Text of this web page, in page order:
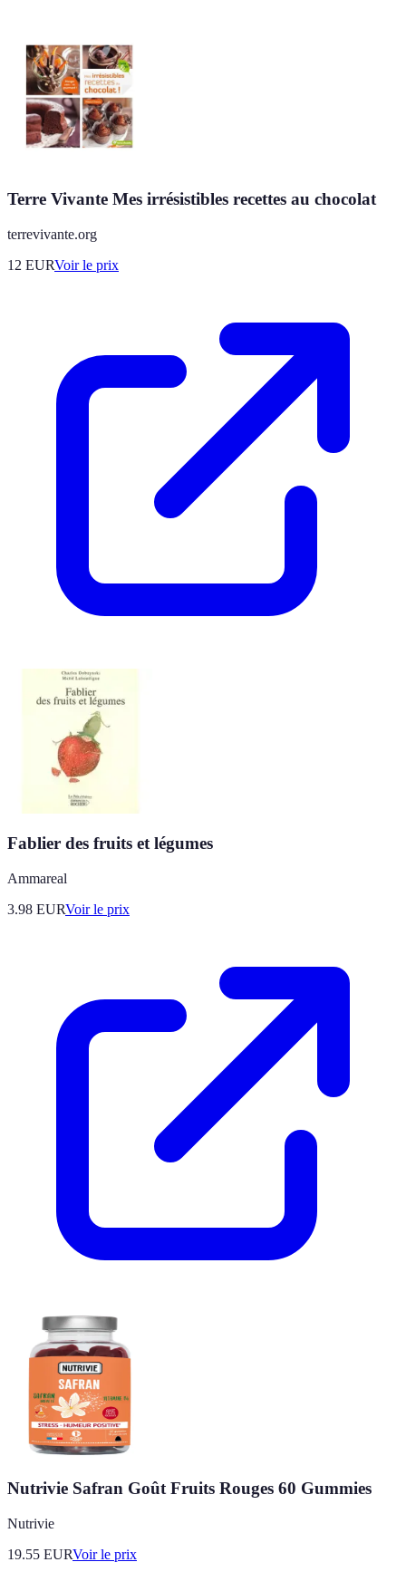
Terre Vivante Mes irrésistibles recettes au chocolat
terrevivante.org
12 EURVoir le prix
Fablier des fruits et légumes
Ammareal
3.98 EURVoir le prix
Nutrivie Safran Goût Fruits Rouges 60 Gummies
Nutrivie
19.55 EURVoir le prix